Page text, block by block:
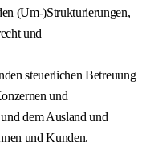
(Um-)Strukturierungen,
und
steuerlichen Betreuung
und
dem Ausland und
und Kunden.